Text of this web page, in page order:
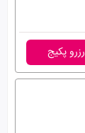
رزرو پکیج